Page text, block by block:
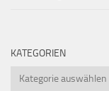
KATEGORIEN
Kategorien